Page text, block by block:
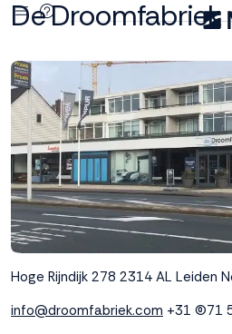
gebruikt
cookies
M line plaatst
functionele,
analytische en
marketing cookies.
Dankzij functionele
cookies werkt de
website goed, terwijl
de analytische
De Droomfabriek
Hoge Rijndijk 278 2314 AL Leiden
info@droomfabriek.com +31 (0)71